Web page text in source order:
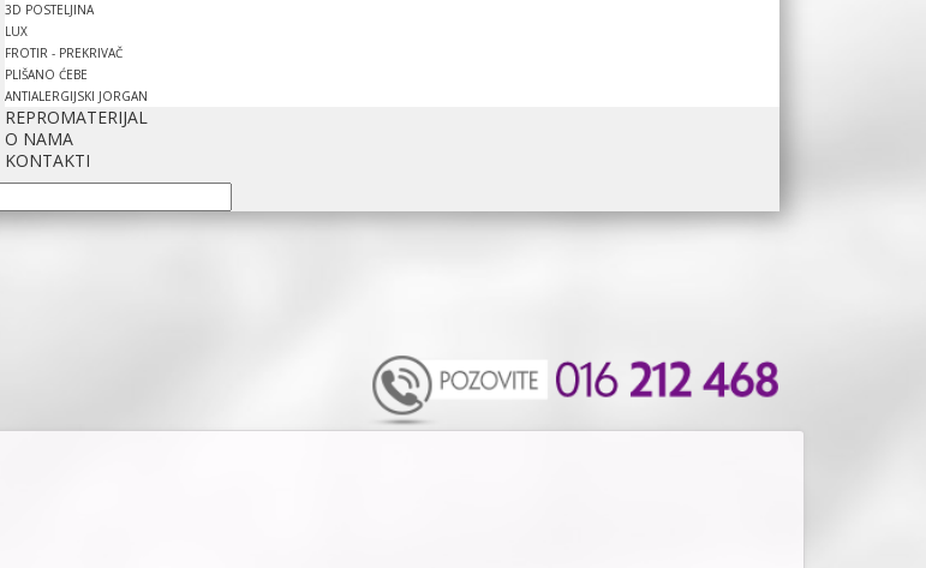
3D POSTELJINA
LUX
FROTIR - PREKRIVAČ
PLIŠANO ĆEBE
ANTIALERGIJSKI JORGAN
REPROMATERIJAL
O NAMA
KONTAKTI